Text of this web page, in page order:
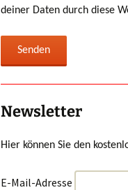
deiner Daten durch diese
Newsletter
Hier können Sie den
E-Mail-Adresse